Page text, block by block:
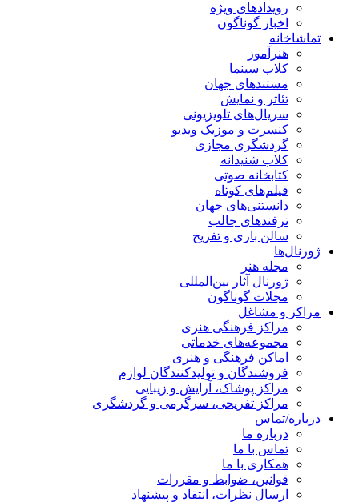
رویدادهای ویژه
اخبار گوناگون
تماشاخانه
هنرآموز
کلاب سینما
مستندهای جهان
تئاتر و نمایش
سریال‌های تلویزیونی
کنسرت و موزیک ویدیو
گردشگری مجازی
کلاب شنیدانه
کتابخانه صوتی
فیلم‌های کوتاه
دانستنی‌های جهان
ترفندهای جالب
سالن بازی و تفریح
ژورنال‌ها
مجله هنر
ژورنال آثار بین‌المللی
مجلات گوناگون
مراکز و مشاغل
مراکز فرهنگی هنری
مجموعه‌های خدماتی
اماکن فرهنگی و هنری
فروشندگان و تولیدکنندگان لوازم
مراکز پوشاک، آرایش و زیبایی
مراکز تفریحی، سرگرمی و گردشگری
درباره/تماس
درباره ما
تماس با ما
همکاری با ما
قوانین، ضوابط و مقررات
ارسال نظرات، انتقاد و پیشنهاد